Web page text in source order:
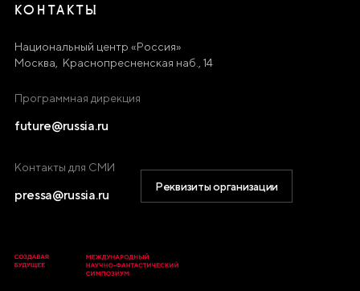
КОНТАКТЫ
Национальный центр «Россия»
Москва, Краснопресненская наб., 14
Программная дирекция
future@russia.ru
Контакты для СМИ
pressa@russia.ru
Реквизиты организации